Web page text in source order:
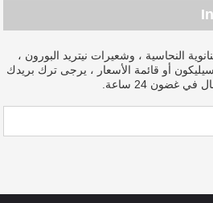
النحاسية ، وشعيرات نيتريد البورون ،
أو قائمة الأسعار ، يرجى ترك بريدك
غضون 24 ساعة.